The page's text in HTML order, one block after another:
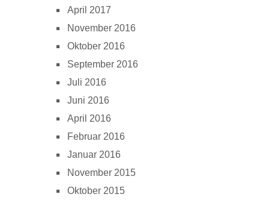
April 2017
November 2016
Oktober 2016
September 2016
Juli 2016
Juni 2016
April 2016
Februar 2016
Januar 2016
November 2015
Oktober 2015